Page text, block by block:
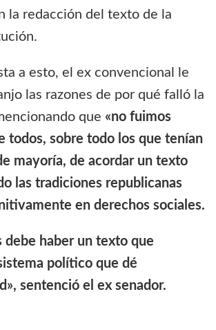
la redacción del texto de la
a esto, el ex convencional le
las razones de por qué falló la
que «no fuimos
todos, sobre todo los que tenían
mayoría, de acordar un texto
las tradiciones republicanas
en derechos sociales.
debe haber un texto que
político que dé
sentenció el ex senador.